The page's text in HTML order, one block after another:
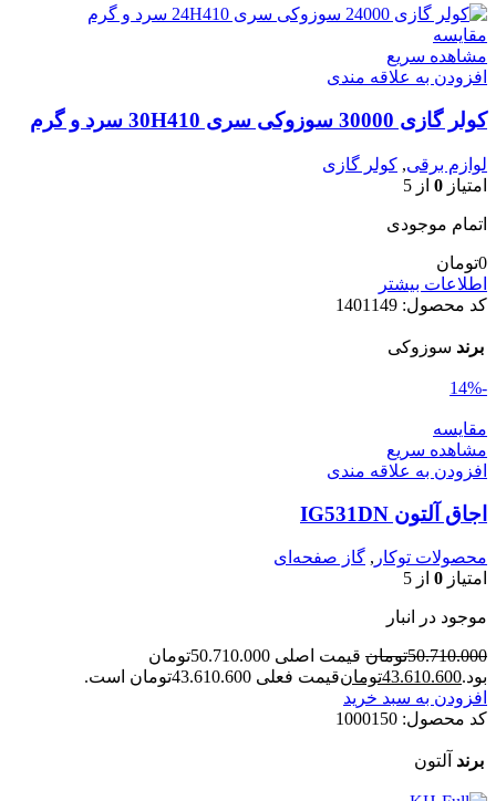
مقایسه
مشاهده سریع
افزودن به علاقه مندی
کولر گازی 30000 سوزوکی سری 30H410 سرد و گرم
لوازم برقی, کولر گازی
امتیاز 0 از 5
اتمام موجودی
0تومان
اطلاعات بیشتر
کد محصول: 1401149
برند سوزوکی
-14%
مقایسه
مشاهده سریع
افزودن به علاقه مندی
اجاق آلتون IG531DN
محصولات توکار , گاز صفحه‌ای
امتیاز 0 از 5
موجود در انبار
50.710.000تومان
قیمت اصلی 50.710.000تومان
بود.43.610.600تومانقیمت فعلی 43.610.600تومان است.
افزودن به سبد خرید
کد محصول: 1000150
برند آلتون